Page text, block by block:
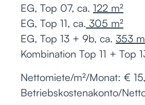
EG, Top 07, ca. 122 m²
EG, Top 11, ca. 305 m²
EG, Top 13 + 9b, ca. 353
Kombination Top 11 + Top
Nettomiete/m²/Monat: €
Betriebskostenakonto/